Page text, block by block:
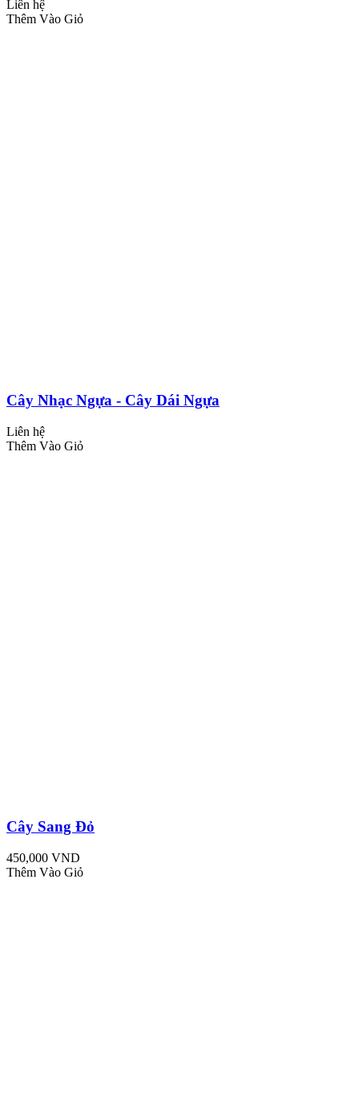
Liên hệ
Thêm Vào Giỏ
Cây Nhạc Ngựa - Cây Dái Ngựa
Liên hệ
Thêm Vào Giỏ
Cây Sang Đỏ
450,000 VND
Thêm Vào Giỏ